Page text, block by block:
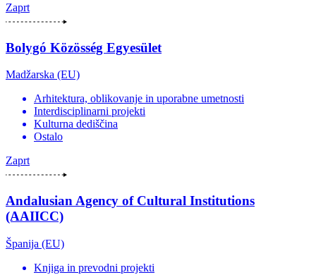
Zaprt
Bolygó Közösség Egyesület
Madžarska (EU)
Arhitektura, oblikovanje in uporabne umetnosti
Interdisciplinarni projekti
Kulturna dediščina
Ostalo
Zaprt
Andalusian Agency of Cultural Institutions
(AAIICC)
Španija (EU)
Knjiga in prevodni projekti